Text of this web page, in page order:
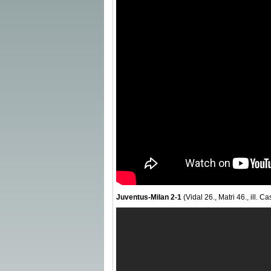
Juventus-Milan 2-1 (Vidal 26., Matri 46., ill.